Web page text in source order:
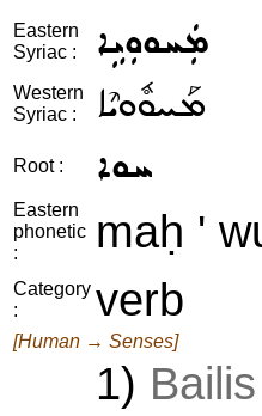
Eastern
Syriac :
ܡܲܚܘܘܼܝܹܐ
Western
Syriac :
ܡܰܚܘܽܘܝܶܐ
Root : ܚܘܐ
Eastern
phonetic
:
maḥ '
Category
:
verb
[Human → Senses]
1)